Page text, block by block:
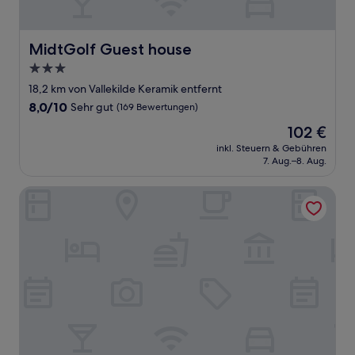
MidtGolf Guest house
MidtGolf Guest house
3.0-
Sterne-
Unterkunft
18,2 km von Vallekilde Keramik entfernt
8.0
Bewertungen)
8,0/10 Sehr gut (169 Bewertungen)
Der
Preis
beträgt
102 €
inkl. Steuern & Gebühren
7. Aug.–8. Aug.